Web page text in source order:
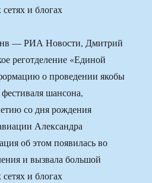
и блогах
— РИА Новости, Дмитрий
реготделение «Единой
о проведении якобы
шансона,
со дня рождения
Александра
об этом появилась во
и вызвала большой
и блогах